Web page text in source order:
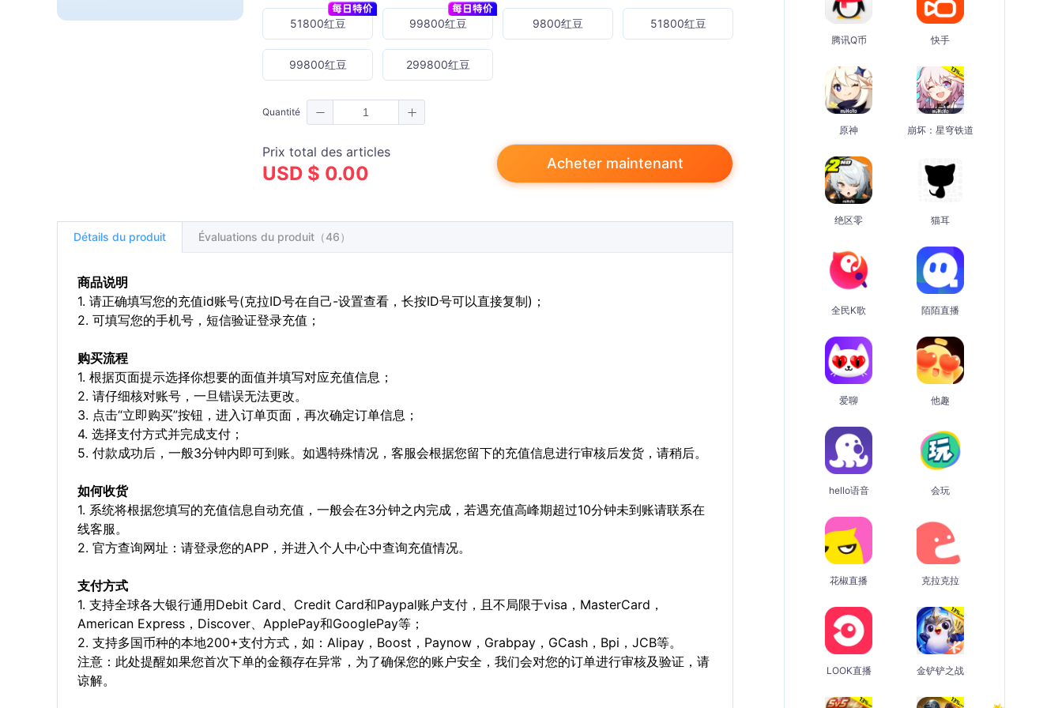
51800红豆 99800红豆 9800红豆 51800红豆
99800红豆 299800红豆
Quantité
Prix total des articles
USD $ 0.00 Acheter maintenant
Détails du produit Évaluations du produit（46）
商品说明
1. 请正确填写您的充值id账号(克拉ID号在自己-设置查看，长按ID号可以直接复制)；
2. 可填写您的手机号，短信验证登录充值；
购买流程
1. 根据页面提示选择你想要的面值并填写对应充值信息；
2. 请仔细核对账号，一旦错误无法更改。
3. 点击“立即购买”按钮，进入订单页面，再次确定订单信息；
4. 选择支付方式并完成支付；
5. 付款成功后，一般3分钟内即可到账。如遇特殊情况，客服会根据您留下的充值信息进行审核后发货，请稍后。
如何收货
1. 系统将根据您填写的充值信息自动充值，一般会在3分钟之内完成，若遇充值高峰期超过10分钟未到账请联系在
线客服。
2. 官方查询网址：请登录您的APP，并进入个人中心中查询充值情况。
支付方式
1. 支持全球各大银行通用Debit Card、Credit Card和Paypal账户支付，且不局限于visa，MasterCard，
American Express，Discover、ApplePay和GooglePay等；
2. 支持多国币种的本地200+支付方式，如：Alipay，Boost，Paynow，Grabpay，GCash，Bpi，JCB等。
注意：此处提醒如果您首次下单的金额存在异常，为了确保您的账户安全，我们会对您的订单进行审核及验证，请
谅解。
腾讯Q币 快手
原神 崩坏：星穹铁道
绝区零 猫耳
全民K歌 陌陌直播
爱聊 他趣
hello语音 会玩
花椒直播 克拉克拉
LOOK直播 金铲铲之战